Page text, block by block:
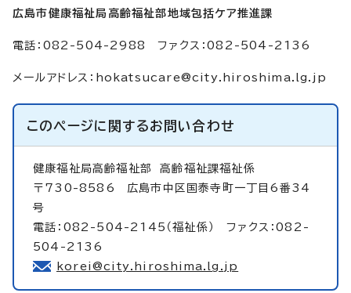
広島市健康福祉局高齢福祉部地域包括ケア推進課
電話：082-504-2988 ファクス：082-504-2136
メールアドレス： hokatsucare@city.hiroshima.lg.jp
このページに関するお問い合わせ
健康福祉局高齢福祉部高齢福祉課福祉係
〒730-8586 広島市中区国泰寺町一丁目6番34
号
電話：082-504-2145（福祉係） ファクス：082-
504-2136
korei@city.hiroshima.lg.jp